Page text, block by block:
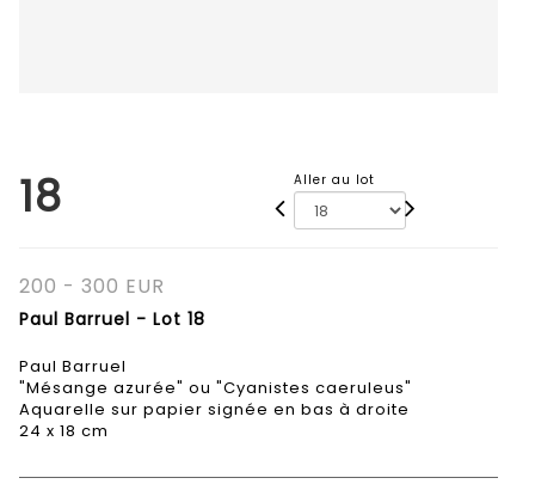
18 Aller au lot
200 - 300 EUR
Paul Barruel - Lot 18
Paul Barruel
"Mésange azurée" ou "Cyanistes caeruleus"
Aquarelle sur papier signée en bas à droite
24 x 18 cm